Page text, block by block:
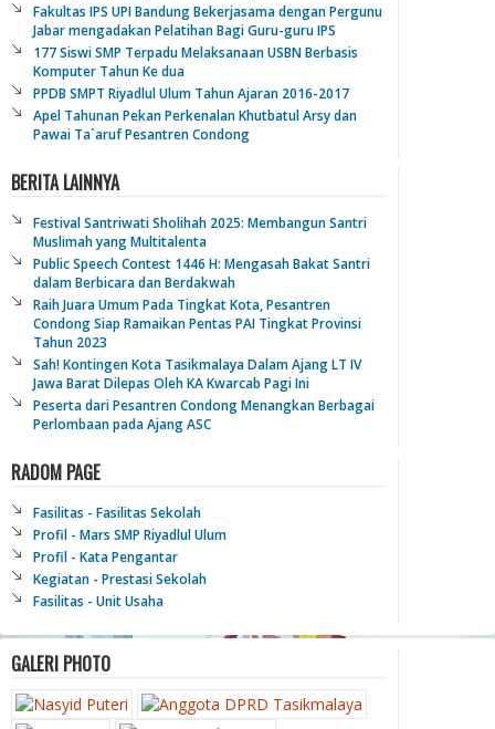
Fakultas IPS UPI Bandung Bekerjasama dengan Pergunu
Jabar mengadakan Pelatihan Bagi Guru-guru IPS
177 Siswi SMP Terpadu Melaksanaan USBN Berbasis
Komputer Tahun Ke dua
PPDB SMPT Riyadlul Ulum Tahun Ajaran 2016-2017
Apel Tahunan Pekan Perkenalan Khutbatul Arsy dan
Pawai Ta`aruf Pesantren Condong
BERITA LAINNYA
Festival Santriwati Sholihah 2025: Membangun Santri
Muslimah yang Multitalenta
Public Speech Contest 1446 H: Mengasah Bakat Santri
dalam Berbicara dan Berdakwah
Raih Juara Umum Pada Tingkat Kota, Pesantren
Condong Siap Ramaikan Pentas PAI Tingkat Provinsi
Tahun 2023
Sah! Kontingen Kota Tasikmalaya Dalam Ajang LT IV
Jawa Barat Dilepas Oleh KA Kwarcab Pagi Ini
Peserta dari Pesantren Condong Menangkan Berbagai
Perlombaan pada Ajang ASC
RADOM PAGE
Fasilitas - Fasilitas Sekolah
Profil - Mars SMP Riyadlul Ulum
Profil - Kata Pengantar
Kegiatan - Prestasi Sekolah
Fasilitas - Unit Usaha
GALERI PHOTO